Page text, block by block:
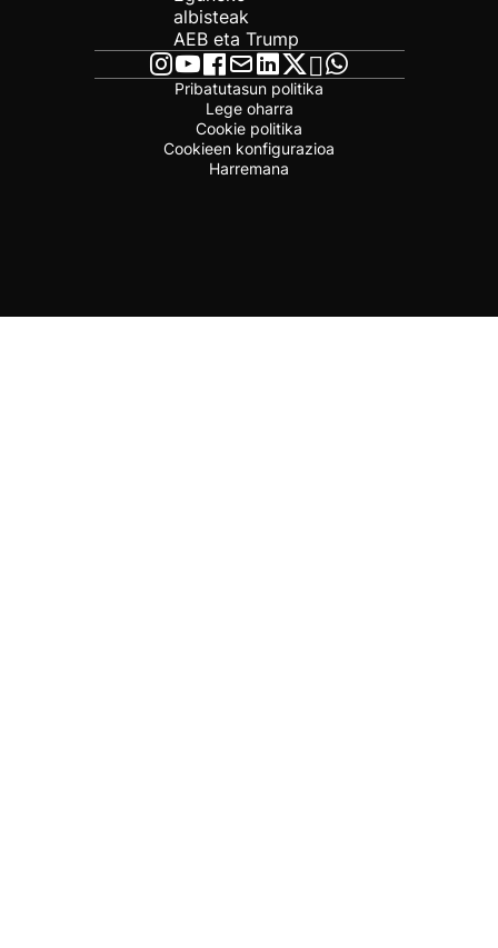
albisteak
AEB eta Trump
Pribatutasun politika
Lege oharra
Cookie politika
Cookieen konfigurazioa
Harremana